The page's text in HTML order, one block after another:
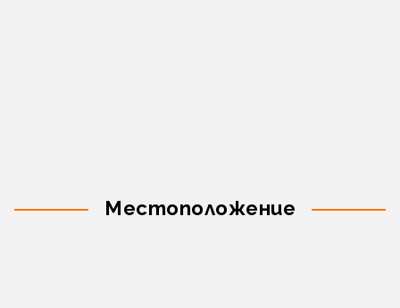
Местоположение